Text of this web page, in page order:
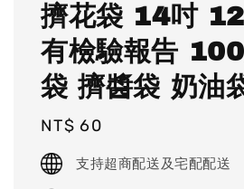
擠花袋 14吋
有檢驗報告
袋 擠醬袋 奶油
Regular
price
NT$ 60
支持超商配送及宅配配送